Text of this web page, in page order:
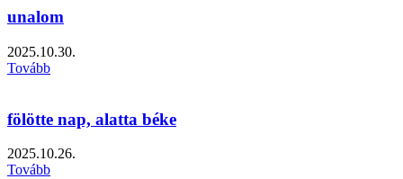
unalom
2025.10.30.
Tovább
fölötte nap, alatta béke
2025.10.26.
Tovább